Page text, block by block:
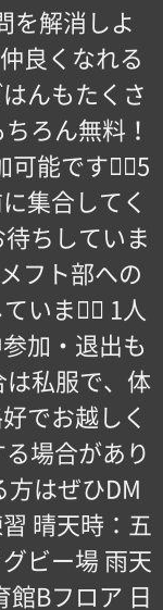
を解消しよ
良くなれる
んもたくさ
ろん無料！
能です！🏻5
集合してく
ちしていま
ト部への
います🏻 1人
加・退出も
は私服で、体
でお越しく
場合があり
方はぜひDM
晴天時：五
ビー場 雨天
館Bフロア 日